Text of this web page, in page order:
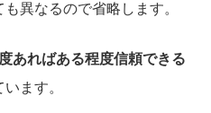
異なるので省略します。
あればある程度信頼できる
ます。